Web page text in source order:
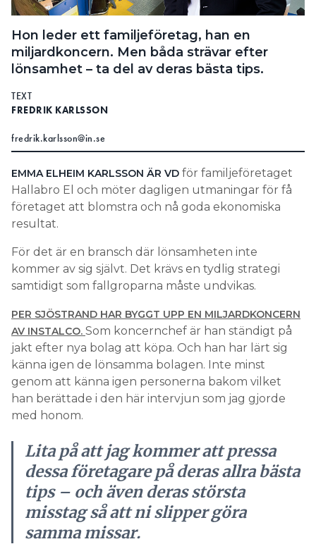
Hon leder ett familjeföretag, han en
miljardkoncern. Men båda strävar efter
lönsamhet – ta del av deras bästa tips.
TEXT
FREDRIK KARLSSON
fredrik.karlsson@in.se
EMMA ELHEIM KARLSSON ÄR VD för familjeföretaget
Hallabro El och möter dagligen utmaningar för få
företaget att blomstra och nå goda ekonomiska
resultat.
För det är en bransch där lönsamheten inte
kommer av sig självt. Det krävs en tydlig strategi
samtidigt som fallgroparna måste undvikas.
PER SJÖSTRAND HAR BYGGT UPP EN MILJARDKONCERN
AV INSTALCO. Som koncernchef är han ständigt på
jakt efter nya bolag att köpa. Och han har lärt sig
känna igen de lönsamma bolagen. Inte minst
genom att känna igen personerna bakom vilket
han berättade i den här intervjun som jag gjorde
med honom.
Lita på att jag kommer att pressa
dessa företagare på deras allra bästa
tips – och även deras största
misstag så att ni slipper göra
samma missar.